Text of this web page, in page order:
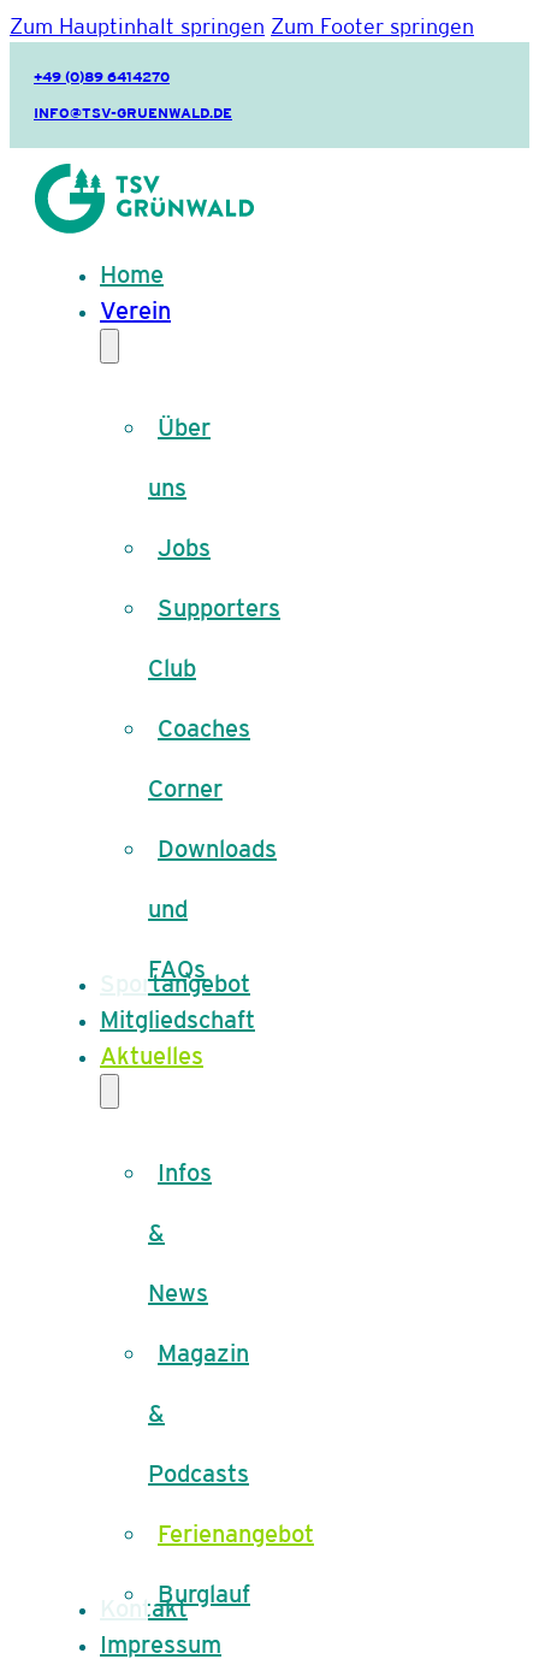
Zum Hauptinhalt springen Zum Footer springen
+49 (0)89 6414270
INFO@TSV-GRUENWALD.DE
Home
Verein
Über
uns
Jobs
Supporters
Club
Coaches
Corner
Downloads
und
FAQs
Sportangebot
Mitgliedschaft
Aktuelles
Infos
&
News
Magazin
&
Podcasts
Ferienangebot
Burglauf
Kontakt
Impressum